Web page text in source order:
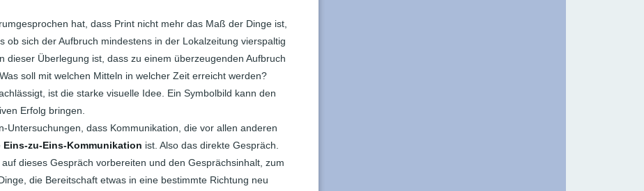
hat, dass Print nicht mehr das Maß der Dinge ist,
ob sich der Aufbruch mindestens in der Lokalzeitung vierspaltig
dieser Überlegung ist, dass zu einem überzeugenden Aufbruch
soll mit welchen Mitteln in welcher Zeit erreicht werden?
ist die starke visuelle Idee. Ein Symbolbild kann den
Erfolg bringen.
Untersuchungen, dass Kommunikation, die vor allen anderen
Eins-zu-Eins-Kommunikation ist. Also das direkte Gespräch.
dieses Gespräch vorbereiten und den Gesprächsinhalt, zum
die Bereitschaft etwas in eine bestimmte Richtung neu